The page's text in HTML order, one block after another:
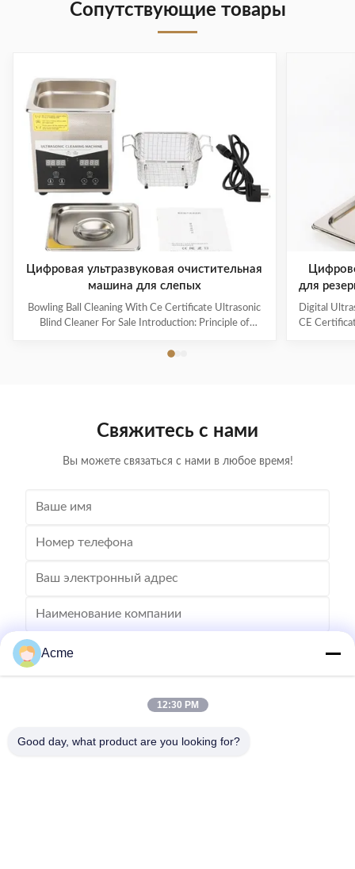
Сопутствующие товары
Цифровая ультразвуковая очистительная
машина для слепых
Bowling Ball Cleaning With Ce Certificate Ultrasonic
Blind Cleaner For Sale Introduction: Principle of
from ultrasonic generator is transformed into high
tens of thousands of tiny bubbles with diameters of
для
Digital
CE
Свяжитесь с нами
Вы можете связаться с нами в любое время!
Отправьте
Acme
12:30 PM
Good day, what product are you looking for?